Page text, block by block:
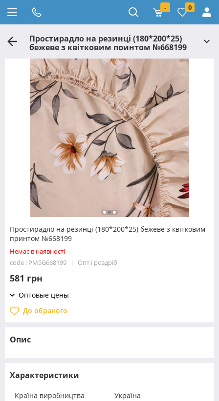
- 0
Простирадло на резинці (180*200*25)
бежеве з квітковим принтом №668199
Простирадло на резинці (180*200*25) бежеве з квітковим
принтом №668199
Немає в наявності
code : PM5G668199
Опт і роздріб
581 грн
Оптовые цены
До обраного
Опис
Характеристики
Країна виробництва Україна